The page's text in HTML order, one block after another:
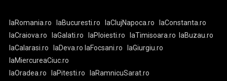
laRomania.ro laBucuresti.ro laClujNapoca.ro
laConstanta.ro
laCraiova.ro
laGalati.ro laPloiesti.ro laTimisoara.ro
laBuzau.ro
laCalarasi.ro
laDeva.ro laFocsani.ro
laGiurgiu.ro
laMiercureaCiuc.ro
laOradea.ro
laPitesti.ro
laRamnicuSarat.ro